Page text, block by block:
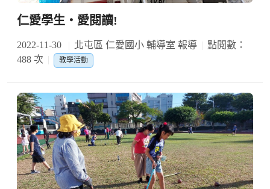
仁愛學生‧愛閱讀!
2022-11-30 北屯區 仁愛國小 輔導室 報導
點閱數：
488 次
教學活動